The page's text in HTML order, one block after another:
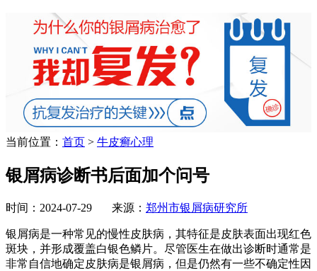
当前位置： 首页 > 牛皮癣心理
银屑病诊断书后面加个问号
时间：2024-07-29 来源： 郑州市银屑病研究所
银屑病是一种常见的慢性皮肤病，其特征是皮肤表面出现红色
斑块，并形成覆盖白银色鳞片。尽管医生在做出诊断时通常是
非常自信地确定皮肤病是银屑病，但是仍然有一些不确定性因